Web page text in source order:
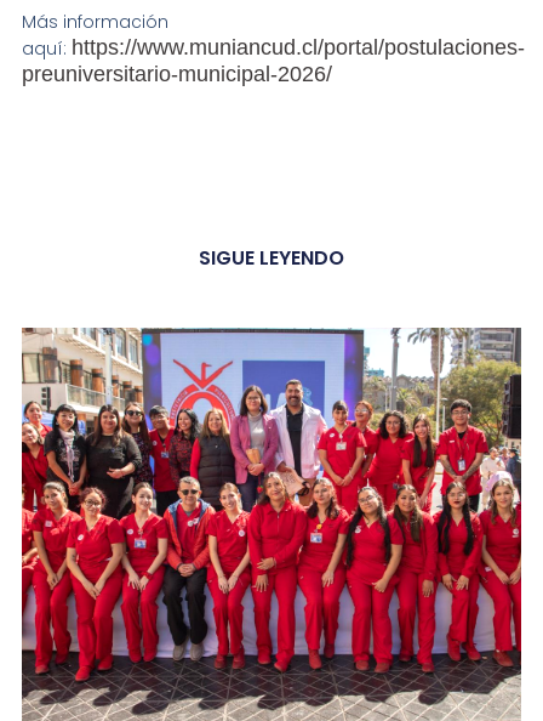
Más información
aquí: https://www.muniancud.cl/portal/postulaciones-
preuniversitario-municipal-2026/
SIGUE LEYENDO